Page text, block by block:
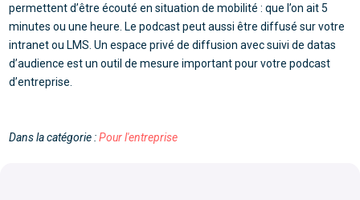
permettent d’être écouté en situation de mobilité : que l’on ait 5
minutes ou une heure. Le podcast peut aussi être diffusé sur votre
intranet ou LMS. Un espace privé de diffusion avec suivi de datas
d’audience est un outil de mesure important pour votre podcast
d’entreprise.
Dans la catégorie :Pour l'entreprise